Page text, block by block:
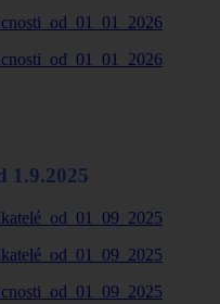
1.9.2025